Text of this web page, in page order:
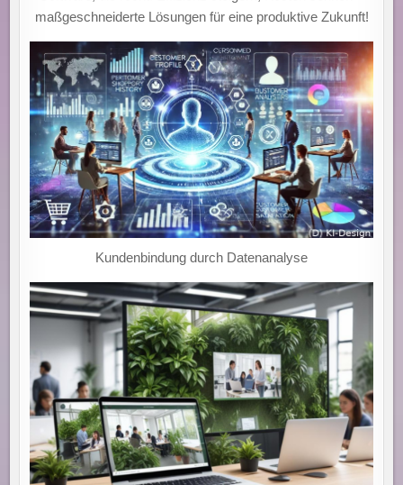
maßgeschneiderte Lösungen für eine produktive Zukunft!
Kundenbindung durch Datenanalyse